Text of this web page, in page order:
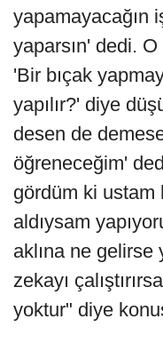
yapamayacağın
yaparsın' dedi.
'Bir bıçak
yapılır?' diye
desen de
öğreneceğim'
gördüm ki ustam
aldıysam
aklına ne gelirse
zekayı
yoktur" diye